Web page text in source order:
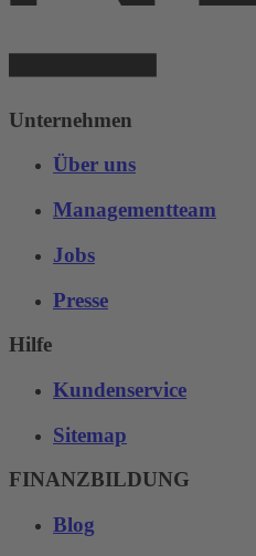
Unternehmen
Über uns
Managementteam
Jobs
Presse
Hilfe
Kundenservice
Sitemap
FINANZBILDUNG
Blog